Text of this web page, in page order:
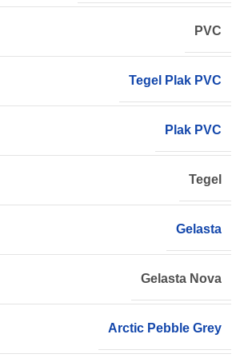
PVC
Tegel Plak PVC
Plak PVC
Tegel
Gelasta
Gelasta Nova
Arctic Pebble Grey